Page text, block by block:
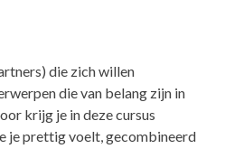
die zich willen
die van belang zijn in
krijg je in deze cursus
je prettig voelt, gecombineerd